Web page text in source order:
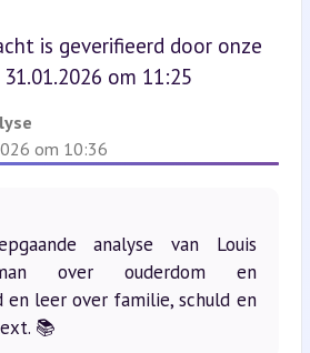
is geverifieerd door onze
om 11:25
om 10:36
analyse van Louis
over ouderdom en
en leer over familie, schuld en
📚